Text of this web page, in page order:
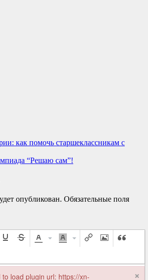
как помочь старшеклассникам с
“Решаю сам”!
опубликован. Обязательные поля
to load plugin url: https://xn-
×